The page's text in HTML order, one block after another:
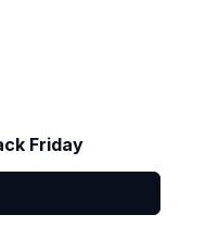
Friday